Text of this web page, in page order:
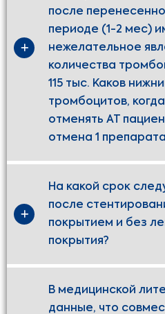
после
периоде (1-2 мес)
нежелательное
количества
115 тыс. Каков
тромбоцитов,
отменять АТ
отмена 1
На какой срок
после
покрытием и без
покрытия?
В медицинской
данные, что